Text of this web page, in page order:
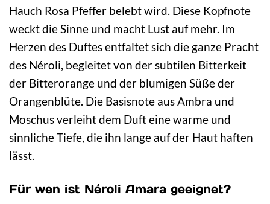
Hauch Rosa Pfeffer belebt wird. Diese Kopfnote
weckt die Sinne und macht Lust auf mehr. Im
Herzen des Duftes entfaltet sich die ganze Pracht
des Néroli, begleitet von der subtilen Bitterkeit
der Bitterorange und der blumigen Süße der
Orangenblüte. Die Basisnote aus Ambra und
Moschus verleiht dem Duft eine warme und
sinnliche Tiefe, die ihn lange auf der Haut haften
lässt.
Für wen ist Néroli Amara geeignet?